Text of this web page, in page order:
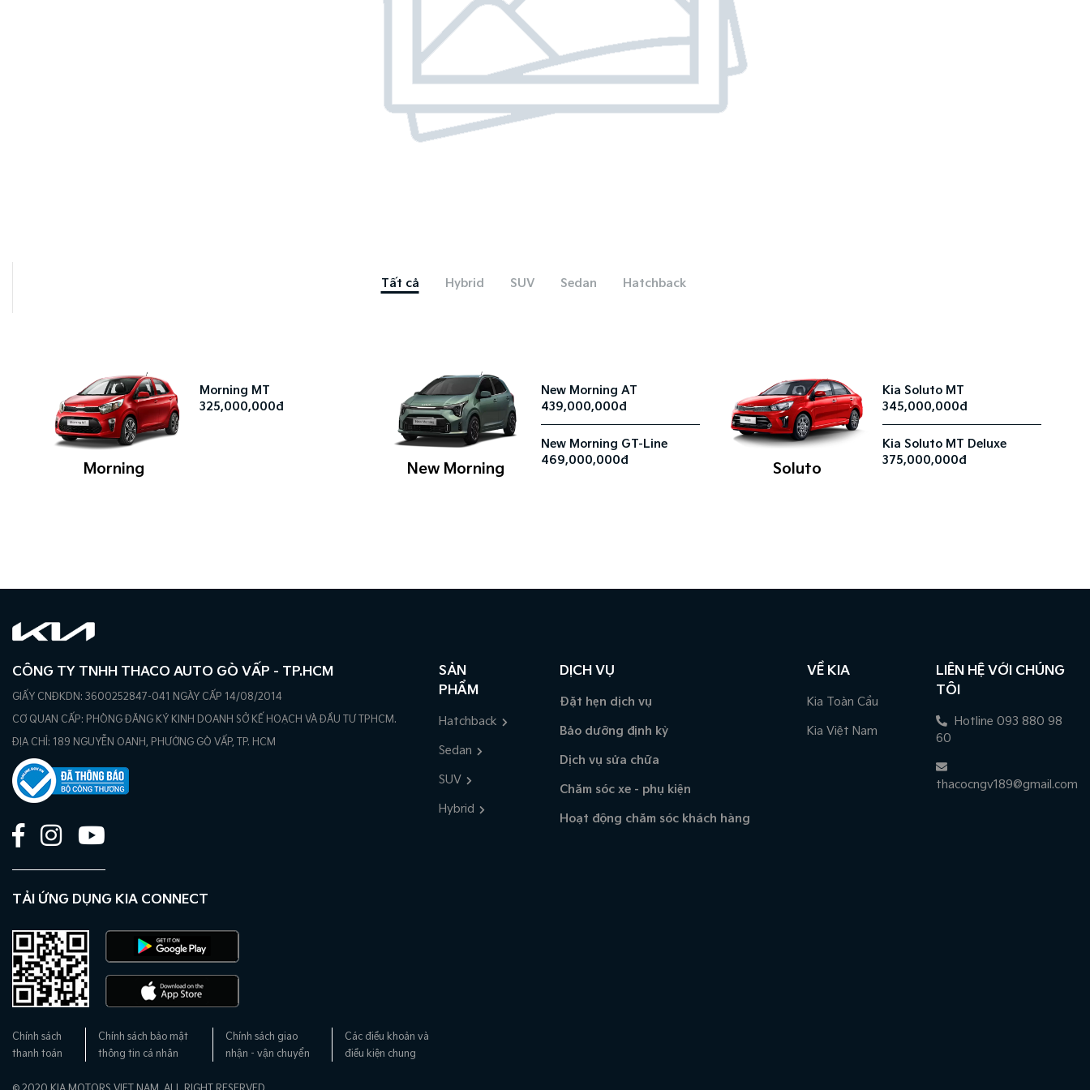
Tất cả Hybrid SUV Sedan Hatchback
Morning
Morning MT
325,000,000đ
New Morning
New Morning AT
439,000,000đ
New Morning GT-Line
469,000,000đ
Soluto
Kia Soluto MT
345,000,000đ
Kia Soluto MT Deluxe
375,000,000đ
CÔNG TY TNHH THACO AUTO GÒ VẤP - TP.HCM
GIẤY CNĐKDN: 3600252847-041 NGÀY CẤP 14/08/2014
CƠ QUAN CẤP: PHÒNG ĐĂNG KÝ KINH DOANH SỞ KẾ HOẠCH VÀ ĐẦU TƯ TPHCM.
ĐỊA CHỈ: 189 NGUYỄN OANH, PHƯỜNG GÒ VẤP, TP. HCM
TẢI ỨNG DỤNG KIA CONNECT
Chính sách
thanh toán
Chính sách bảo mật
thông tin cá nhân
Chính sách giao
nhận - vận chuyển
Các điều khoản và
điều kiện chung
SẢN
PHẨM
Hatchback
Sedan
SUV
Hybrid
DỊCH VỤ
Đặt hẹn dịch vụ
Bảo dưỡng định kỳ
Dịch vụ sửa chữa
Chăm sóc xe - phụ kiện
Hoạt động chăm sóc khách hàng
VỀ KIA
Kia Toàn Cầu
Kia Việt Nam
LIÊN HỆ VỚI CHÚNG
TÔI
Hotline 093 880 98
60
thacocngv189@gmail.com